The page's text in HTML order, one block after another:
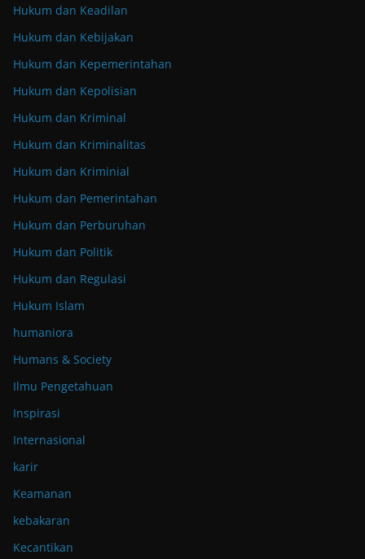
Hukum dan Keadilan
Hukum dan Kebijakan
Hukum dan Kepemerintahan
Hukum dan Kepolisian
Hukum dan Kriminal
Hukum dan Kriminalitas
Hukum dan Kriminial
Hukum dan Pemerintahan
Hukum dan Perburuhan
Hukum dan Politik
Hukum dan Regulasi
Hukum Islam
humaniora
Humans & Society
Ilmu Pengetahuan
Inspirasi
Internasional
karir
Keamanan
kebakaran
Kecantikan